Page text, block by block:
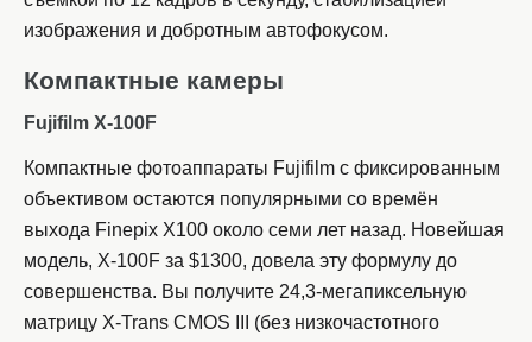
изображения и добротным автофокусом.
Компактные камеры
Fujifilm X-100F
Компактные фотоаппараты Fujifilm с фиксированным
объективом остаются популярными со времён
выхода Finepix X100 около семи лет назад. Новейшая
модель, X-100F за $1300, довела эту формулу до
совершенства. Вы получите 24,3-мегапиксельную
матрицу X-Trans CMOS III (без низкочастотного